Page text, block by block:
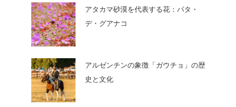
アタカマ砂漠を代表する花：パタ・
デ・グアナコ
アルゼンチンの象徴「ガウチョ」の歴
史と文化